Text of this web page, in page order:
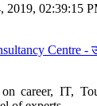
2019, 02:39:15
Centre -
career, IT,